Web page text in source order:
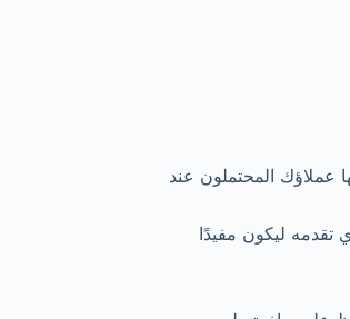
عملاؤك المحتملون عند
تقدمه ليكون مفيدًا